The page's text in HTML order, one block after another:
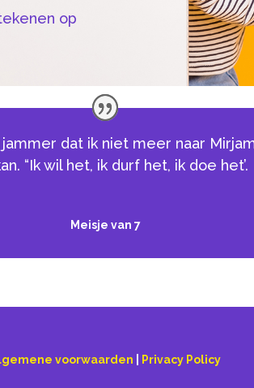
op
dat ik niet meer naar
“Ik wil het, ik durf het, ik doe het’.
Meisje van 7
voorwaarden Privacy Policy